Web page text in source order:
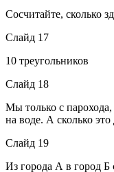
Сосчитайте, сколько
Слайд 17
10 треугольников
Слайд 18
Мы только с
на воде. А сколько
Слайд 19
Из города А в город Б